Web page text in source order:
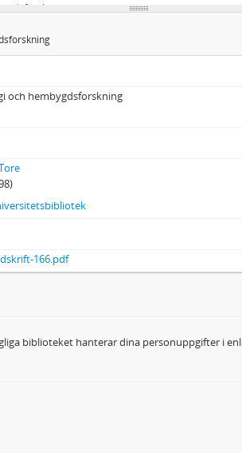
och hembygdsforskning
166.pdf
biblioteket hanterar dina personuppgifter i